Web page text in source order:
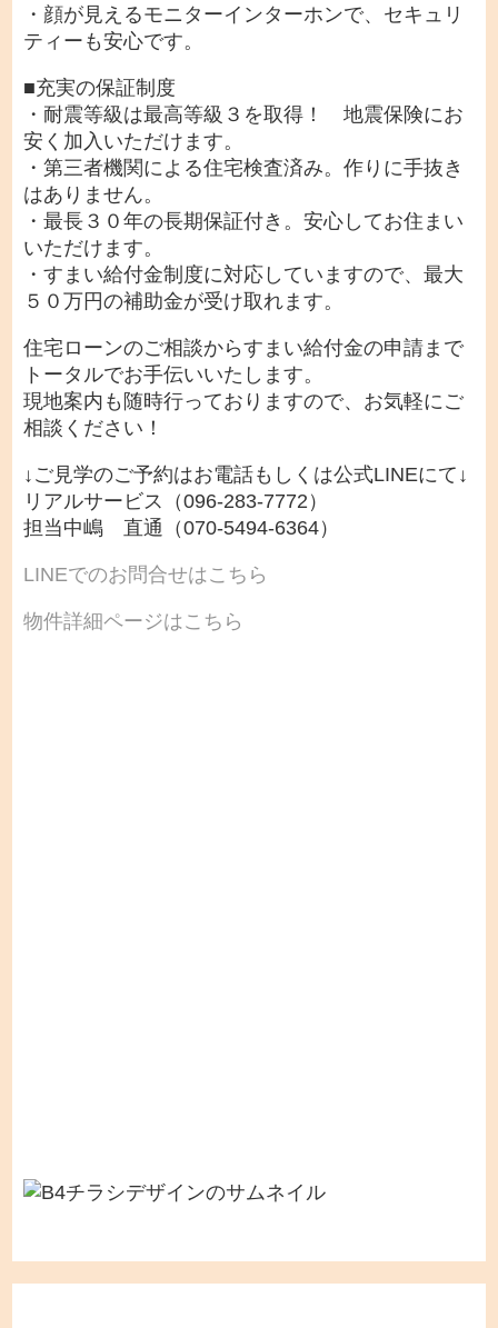
・顔が見えるモニターインターホンで、セキュリ
ティーも安心です。
■充実の保証制度
・耐震等級は最高等級３を取得！ 地震保険にお
安く加入いただけます。
・第三者機関による住宅検査済み。作りに手抜き
はありません。
・最長３０年の長期保証付き。安心してお住まい
いただけます。
・すまい給付金制度に対応していますので、最大
５０万円の補助金が受け取れます。
住宅ローンのご相談からすまい給付金の申請まで
トータルでお手伝いいたします。
現地案内も随時行っておりますので、お気軽にご
相談ください！
↓ご見学のご予約はお電話もしくは公式LINEにて↓
リアルサービス（096-283-7772）
担当中嶋 直通（070-5494-6364）
LINEでのお問合せはこちら
物件詳細ページはこちら